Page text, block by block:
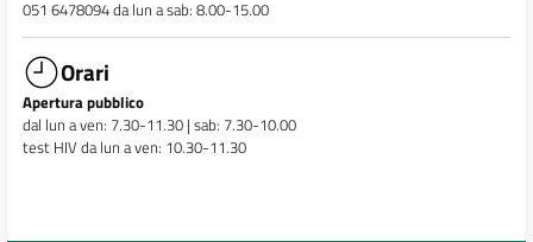
051 6478094 da lun a sab: 8.00-15.00
Orari
Apertura pubblico
dal lun a ven: 7.30-11.30 | sab: 7.30-10.00
test HIV da lun a ven: 10.30-11.30